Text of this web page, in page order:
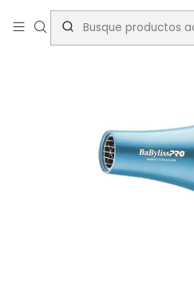
Inicio Secadores/
BABYLISS KIT PLANCHA